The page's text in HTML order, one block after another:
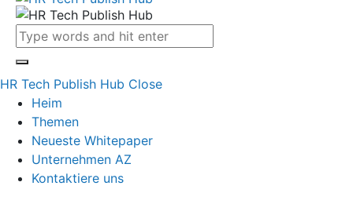
HR Tech Publish Hub Close
Heim
Themen
Neueste Whitepaper
Unternehmen AZ
Kontaktiere uns